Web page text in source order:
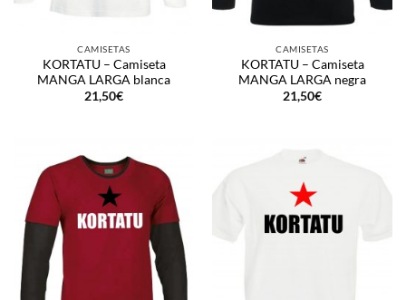
CAMISETAS
KORTATU – Camiseta
MANGA LARGA blanca
21,50€
CAMISETAS
KORTATU – Camiseta
MANGA LARGA negra
21,50€